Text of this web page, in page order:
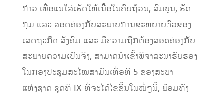
ກ່າວ ເພື່ອແນໃສ່ເຮັດໃຫ້ເນືຶ້ອໃນຄົບຖ້ວນ, ສົມບູນ, ຮັດ
ກຸມ ແລະ ສອດຄ່ອງກັບສະພາບການຂະຫຍາຍຕົວຂອງ
ເສດຖະກິດ-ສັງຄົມ ແລະ ມີຄວາມຖືກຕ້ອງສອດຄ່ອງກັບ
ສະພາບຄວາມເປັນຈິງ, ສາມາດນໍາເຂົ້າພິຈາລະນາຮັບຮອງ
ໃນກອງປະຊຸມສະໄໝສາມັນເທື່ອທີ 5 ຂອງສະພາ
ແຫ່ງຊາດ ຊຸດທີ IX ທີ່ຈະໄດ້ໄຂຂຶ້ນໃນໝໍ່ໆນີ້, ພ້ອມທັງ